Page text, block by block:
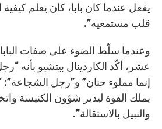
يفعل عندما كان بابا، كان يعلم
قلب مستمعيه”.
وعندما سلّط الضوء على صفات
عشر، أكّد الكاردينال بيتشيو بأنه
إنما مملوء حنان” و”رجل الشجاعة”:
يملك القوة ليدير شؤون الكنيسة
والنبيل بالاستقالة”.